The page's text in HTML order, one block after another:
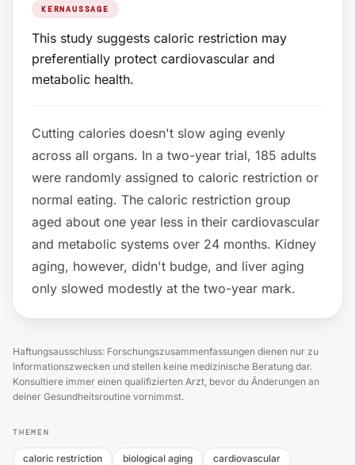
KERNAUSSAGE
This study suggests caloric restriction may
preferentially protect cardiovascular and
metabolic health.
Cutting calories doesn't slow aging evenly
across all organs. In a two-year trial, 185 adults
were randomly assigned to caloric restriction or
normal eating. The caloric restriction group
aged about one year less in their cardiovascular
and metabolic systems over 24 months. Kidney
aging, however, didn't budge, and liver aging
only slowed modestly at the two-year mark.
Haftungsausschluss: Forschungszusammenfassungen dienen nur zu
Informationszwecken und stellen keine medizinische Beratung dar.
Konsultiere immer einen qualifizierten Arzt, bevor du Änderungen an
deiner Gesundheitsroutine vornimmst.
THEMEN
caloric restriction biological aging cardiovascular